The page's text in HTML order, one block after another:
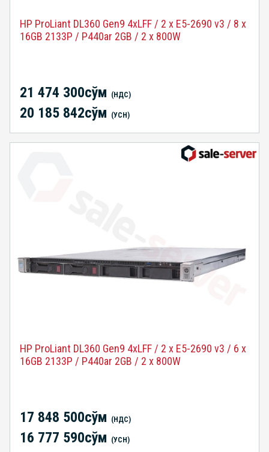
HP ProLiant DL360 Gen9 4xLFF / 2 x E5-2690 v3 / 8 x
16GB 2133P / P440ar 2GB / 2 x 800W
21 474 300сўм (НДС)
20 185 842сўм (УСН)
HP ProLiant DL360 Gen9 4xLFF / 2 x E5-2690 v3 / 6 x
16GB 2133P / P440ar 2GB / 2 x 800W
17 848 500сўм (НДС)
16 777 590сўм (УСН)